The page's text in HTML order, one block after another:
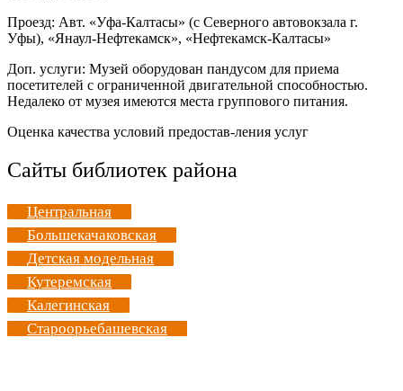
Проезд: Авт. «Уфа-Калтасы» (с Северного автовокзала г.
Уфы), «Янаул-Нефтекамск», «Нефтекамск-Калтасы»
Доп. услуги: Музей оборудован пандусом для приема
посетителей с ограниченной двигательной способностью.
Недалеко от музея имеются места группового питания.
Оценка качества условий предостав-ления услуг
Сайты библиотек района
Центральная
Большекачаковская
Детская модельная
Кутеремская
Калегинская
Староорьебашевская